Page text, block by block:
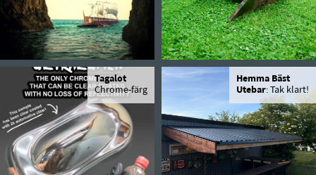
Tagalot
Chrome-färg
Hemma Bäst
Utebar: Tak klart!